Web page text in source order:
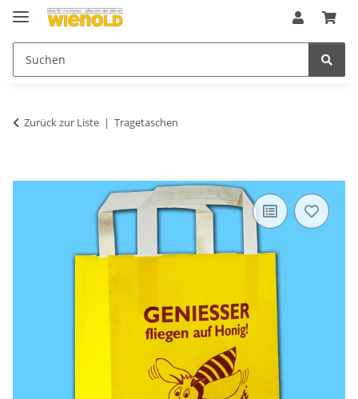
Zurück zur Liste Tragetaschen